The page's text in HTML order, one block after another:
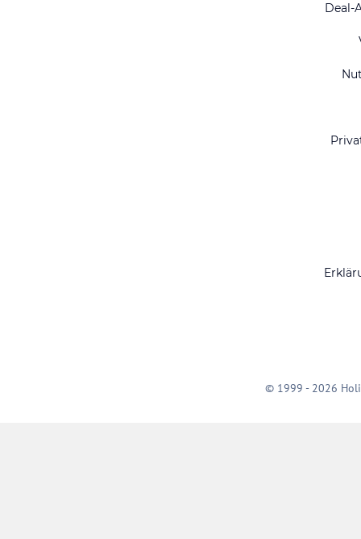
Deal-
© 1999 - 2026